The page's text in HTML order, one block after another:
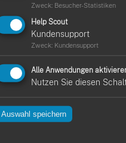
können nun einfach
Funktion für die
am: 28.07.2023
detaillierte und
am: 17.07.2023
Zweck: Besucher-Statistiken
Help Scout
Kundensupport
Zweck: Kundensupport
Alle Anwendungen
Nutzen Sie diesen
Auswahl speichern